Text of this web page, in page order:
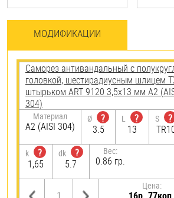
МОДИФИКАЦИИ
Саморез антивандальный с
головкой, шестирадиусным шлицем
штырьком ART 9120 3,5х13 мм А2
304)
Материал
А2 (AISI 304)
Ø
?
3.5
L
?
13
S
?
k
?
1,65
dk
?
5.7
Вес:
0.86 гр.
Цена: